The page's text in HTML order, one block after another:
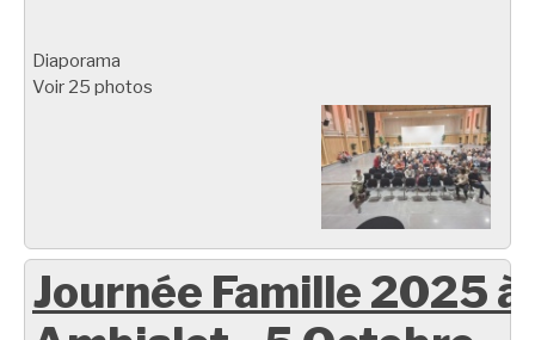
Diaporama
Voir 25 photos
Journée Famille 2025 à